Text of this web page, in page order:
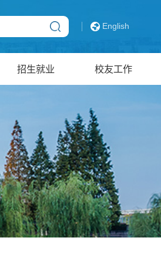
English
招生就业 校友工作